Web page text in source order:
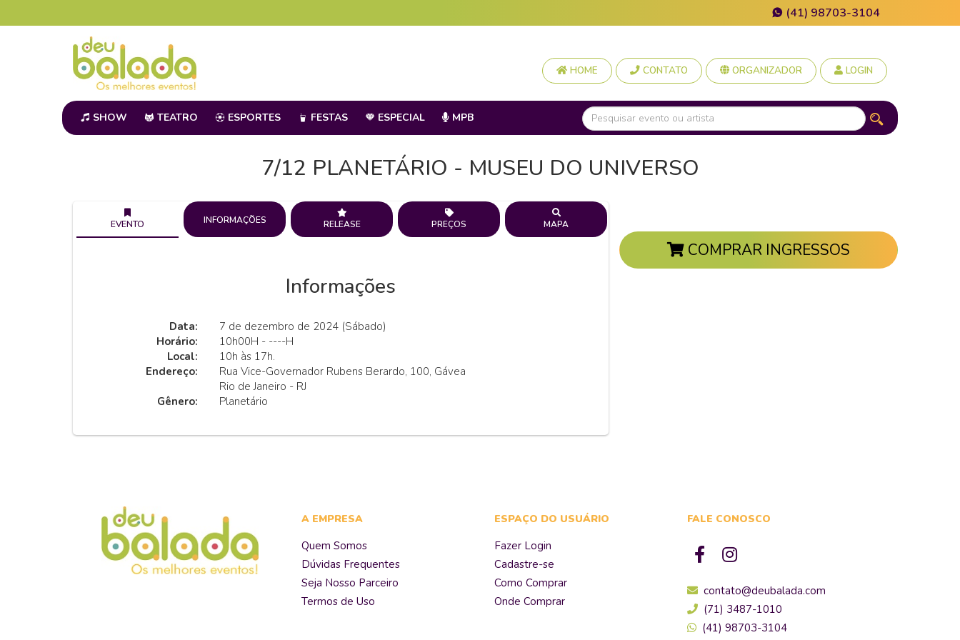
(41) 98703-3104
HOME CONTATO ORGANIZADOR LOGIN
SHOW TEATRO ESPORTES FESTAS ESPECIAL MPB
7/12 PLANETÁRIO - MUSEU DO UNIVERSO
COMPRAR INGRESSOS
EVENTO INFORMAÇÕES RELEASE PREÇOS MAPA
Informações
Data:
7 de dezembro de 2024 (Sábado)
Horário:
10h00H - ----H
Local:
10h às 17h.
Endereço:
Rua Vice-Governador Rubens Berardo, 100, Gávea
Rio de Janeiro - RJ
Gênero:
Planetário
A EMPRESA
Quem Somos
Dúvidas Frequentes
Seja Nosso Parceiro
Termos de Uso
ESPAÇO DO USUÁRIO
Fazer Login
Cadastre-se
Como Comprar
Onde Comprar
FALE CONOSCO
contato@deubalada.com
(71) 3487-1010
(41) 98703-3104